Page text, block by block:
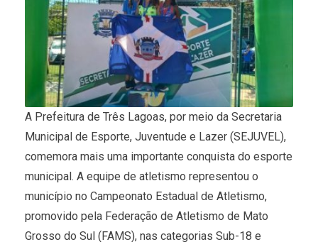
A Prefeitura de Três Lagoas, por meio da Secretaria
Municipal de Esporte, Juventude e Lazer (SEJUVEL),
comemora mais uma importante conquista do esporte
municipal. A equipe de atletismo representou o
município no Campeonato Estadual de Atletismo,
promovido pela Federação de Atletismo de Mato
Grosso do Sul (FAMS), nas categorias Sub-18 e